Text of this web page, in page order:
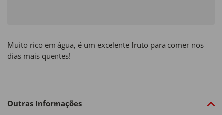
Muito rico em água, é um excelente fruto para comer nos
dias mais quentes!
Outras Informações